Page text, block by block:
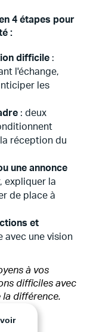
4 étapes pour
:
difficile :
l'échange,
les
: deux
réception du
une annonce
expliquer la
de place à
et
avec une vision
à vos
difficiles avec
différence.